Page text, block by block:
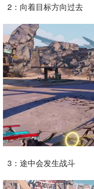
2：向着目标方向过去
3：途中会发生战斗